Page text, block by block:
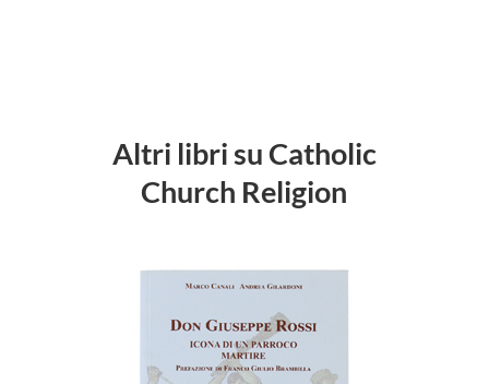
Altri libri su Catholic
Church Religion